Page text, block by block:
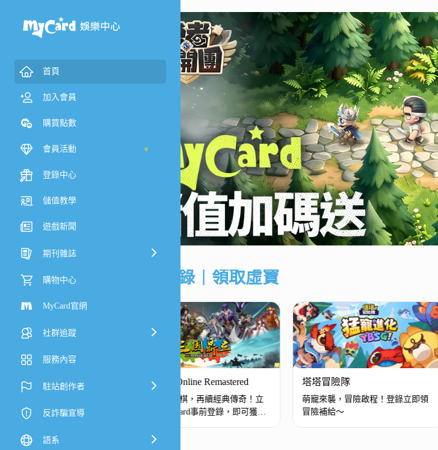
首頁
加入會員
購買點數
會員活動
登錄中心
儲值教學
遊戲新聞
期刊雜誌
購物中心
MyCard官網
社群追蹤
服務內容
駐站創作者
反詐騙宣導
語系
事前登錄｜領取虛寶
事前登錄，送限量外
三國鼎立Online Remastered
重返三國戰棋，再續經典傳奇！立
即完成MyCard事前登錄，即可獲得
塔塔冒險隊
萌寵來襲，冒險啟程！登錄立即領
冒險補給～